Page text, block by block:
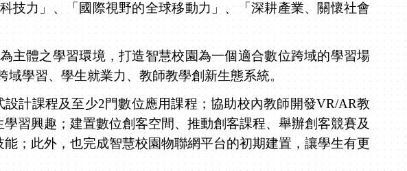
技力」、「國際視野的全球移動力」、「深耕產業、關懷社會
主體之學習環境，打造智慧校園為一個適合數位跨域的學習場
域學習、學生就業力、教師教學創新生態系統。
設計課程及至少2門數位應用課程；協助校內教師開發VR/AR教
習興趣；建置數位創客空間、推動創客課程、舉辦創客競賽及
；此外，也完成智慧校園物聯網平台的初期建置，讓學生有更